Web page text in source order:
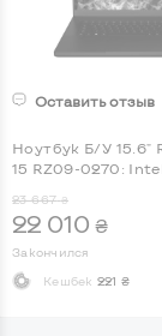
Оставить отзыв
Ноутбук Б/У 15.6"
15 RZ09-0270:
1060, IPS, Full HD,
23 667 ₴
22 010 ₴
Закончился
Кешбек 221 ₴